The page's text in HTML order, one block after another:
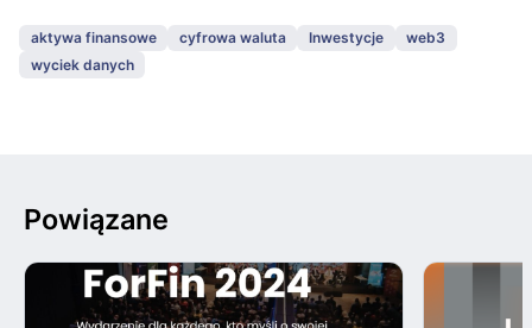
aktywa finansowe cyfrowa waluta Inwestycje
web3
wyciek danych
Powiązane